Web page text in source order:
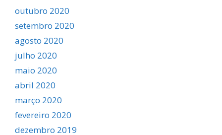
outubro 2020
setembro 2020
agosto 2020
julho 2020
maio 2020
abril 2020
março 2020
fevereiro 2020
dezembro 2019